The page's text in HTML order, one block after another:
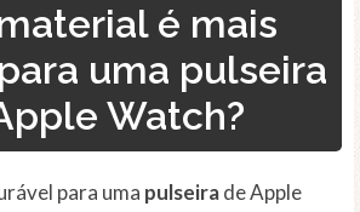
é mais
uma pulseira
Watch?
para uma pulseirade Apple